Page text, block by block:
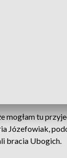
mogłam tu
Józefowiak,
bracia Ubogich.